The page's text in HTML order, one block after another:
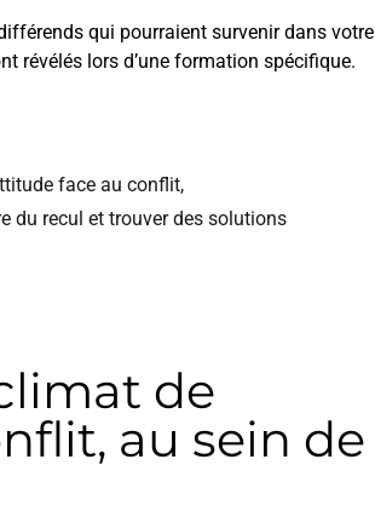
qui pourraient survenir dans votre
révélés lors d’une formation spécifique.
face au conflit,
du recul et trouver des solutions
de
au sein de